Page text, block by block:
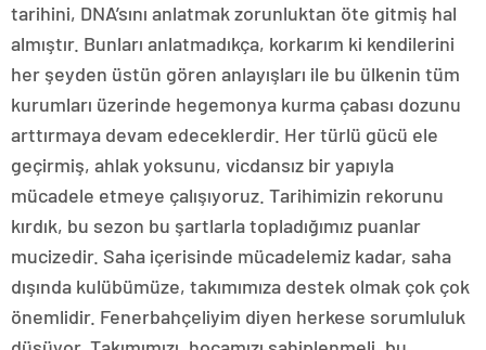
tarihini, DNA’sını anlatmak zorunluktan öte gitmiş hal
almıştır. Bunları anlatmadıkça, korkarım ki kendilerini
her şeyden üstün gören anlayışları ile bu ülkenin tüm
kurumları üzerinde hegemonya kurma çabası dozunu
arttırmaya devam edeceklerdir. Her türlü gücü ele
geçirmiş, ahlak yoksunu, vicdansız bir yapıyla
mücadele etmeye çalışıyoruz. Tarihimizin rekorunu
kırdık, bu sezon bu şartlarla topladığımız puanlar
mucizedir. Saha içerisinde mücadelemiz kadar, saha
dışında kulübümüze, takımımıza destek olmak çok çok
önemlidir. Fenerbahçeliyim diyen herkese sorumluluk